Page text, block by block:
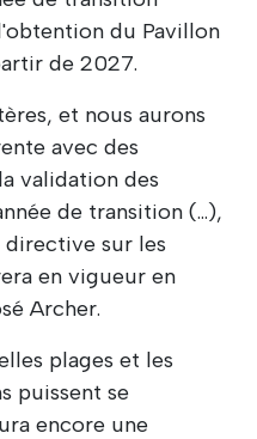
du Pavillon
de 2027.
et nous aurons
avec des
validation des
de transition (...),
directive sur les
en vigueur en
Archer.
plages et les
puissent se
encore une